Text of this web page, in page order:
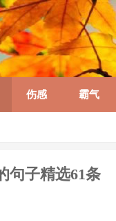
伤感 霸气
句子精选61条